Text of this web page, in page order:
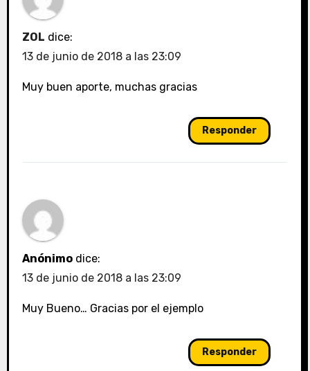
ZOL dice:
13 de junio de 2018 a las 23:09
Muy buen aporte, muchas gracias
Responder
Anónimo dice:
13 de junio de 2018 a las 23:09
Muy Bueno… Gracias por el ejemplo
Responder